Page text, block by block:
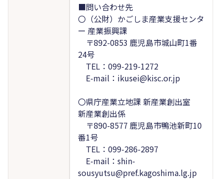
■問い合わせ先
〇（公財）かごしま産業支援センタ
ー 産業振興課
〒892-0853 鹿児島市城山町1番
24号
TEL：099-219-1272
E-mail：ikusei@kisc.or.jp
〇県庁産業立地課 新産業創出室
新産業創出係
〒890-8577 鹿児島市鴨池新町10
番1号
TEL：099-286-2897
E-mail：shin-
sousyutsu@pref.kagoshima.lg.jp